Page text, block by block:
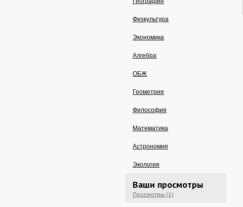
Физкультура
Экономика
Алгебра
ОБЖ
Геометрия
Философия
Математика
Астрономия
Экология
Ваши просмотры
Просмотры (1)